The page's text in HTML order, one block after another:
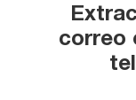
correo